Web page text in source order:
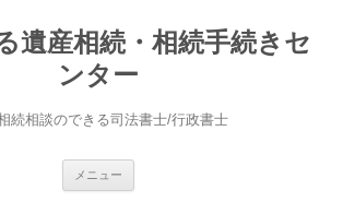
遺産相続・相続手続きセ
ンター
続相談のできる司法書士/行政書士
メニュー